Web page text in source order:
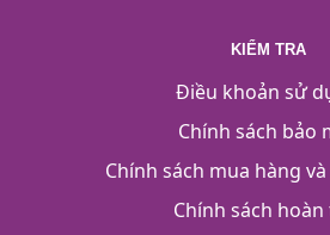
KIỂM TRA
Điều khoản sử
Chính sách bảo
Chính sách mua hàng
Chính sách hoàn